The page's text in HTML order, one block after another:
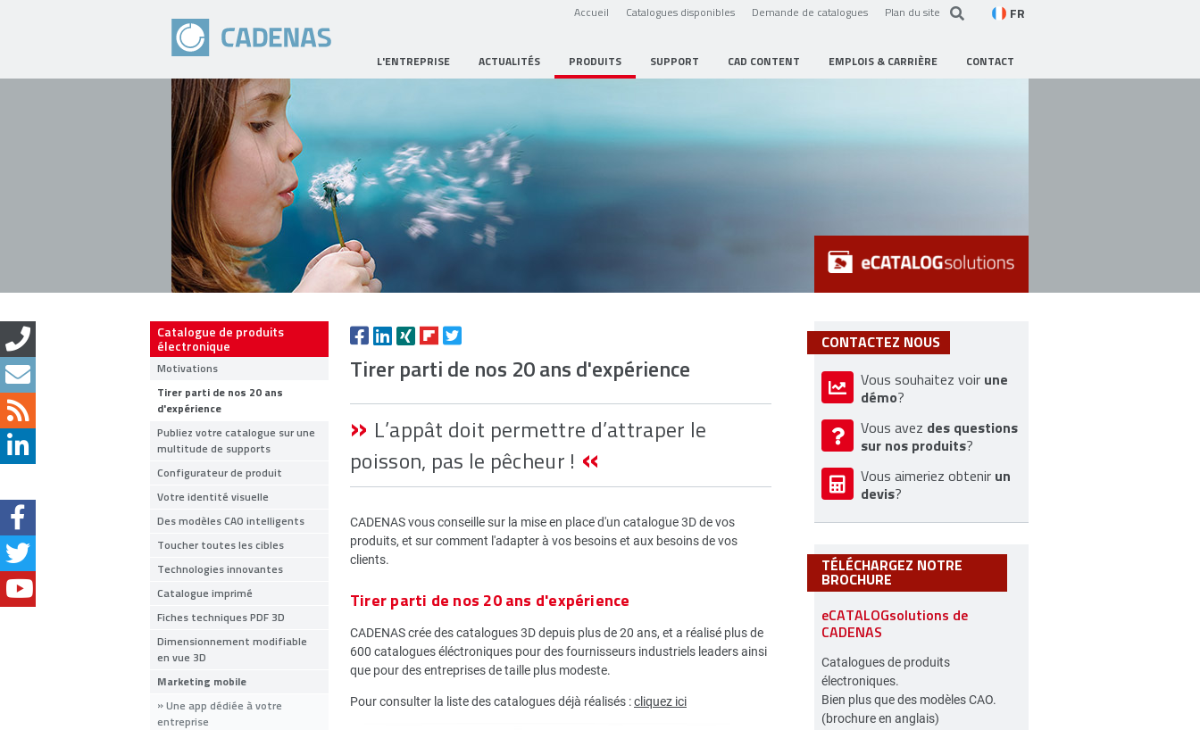
Accueil Catalogues disponibles Demande de catalogues Plan du site FR
L'ENTREPRISE ACTUALITÉS PRODUITS SUPPORT CAD CONTENT EMPLOIS & CARRIÈRE CONTACT
Catalogue de produits
électronique
Motivations
Tirer parti de nos 20 ans
d'expérience
Publiez votre catalogue sur une
multitude de supports
Configurateur de produit
Votre identité visuelle
Des modèles CAO intelligents
Toucher toutes les cibles
Technologies innovantes
Catalogue imprimé
Fiches techniques PDF 3D
Dimensionnement modifiable
en vue 3D
Marketing mobile
Une app dédiée à votre
entreprise
Tirer parti de nos 20 ans d'expérience
L’appât doit permettre d’attraper le
poisson, pas le pêcheur !
CADENAS vous conseille sur la mise en place d'un catalogue 3D de vos
produits, et sur comment l'adapter à vos besoins et aux besoins de vos
clients.
Tirer parti de nos 20 ans d'expérience
CADENAS crée des catalogues 3D depuis plus de 20 ans, et a réalisé plus de
600 catalogues éléctroniques pour des fournisseurs industriels leaders ainsi
que pour des entreprises de taille plus modeste.
Pour consulter la liste des catalogues déjà réalisés :cliquez ici
CONTACTEZ NOUS
Vous souhaitez voir une
démo?
Vous avez des questions
sur nos produits?
Vous aimeriez obtenir un
devis?
TÉLÉCHARGEZ NOTRE
BROCHURE
eCATALOGsolutions de
CADENAS
Catalogues de produits
électroniques.
Bien plus que des modèles CAO.
(brochure en anglais)